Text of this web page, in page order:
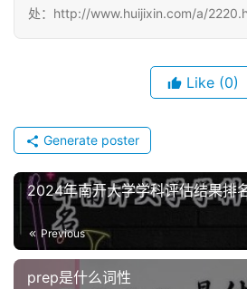
处：http://www.huijixin.com/a/
Like (0)
Generate poster
2024年南开大学学科评估结果排
Previous
prep是什么词性